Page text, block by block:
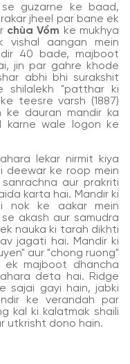
guzarne ke baad,
jheel par bane ek
chùa Vồm ke mukhya
aangan mein
40 bade, majboot
jin par gahre khode
abhi bhi surakshit
shilalekh "patthar ki
teesre varsh (1887)
ke dauran mandir ka
karne wale logon ke
lekar nirmit kiya
deewar ke roop mein
aur prakriti
karta hai. Mandir ki
nok ke aakar mein
akash aur samudra
nauka ki tarah dikhti
jagati hai. Mandir ki
aur "chong ruong"
ek majboot dhancha
deta hai. Ridge
sajai gayi hain, jabki
ke verandah par
kal ki kalatmak shaili
utkrisht dono hain.